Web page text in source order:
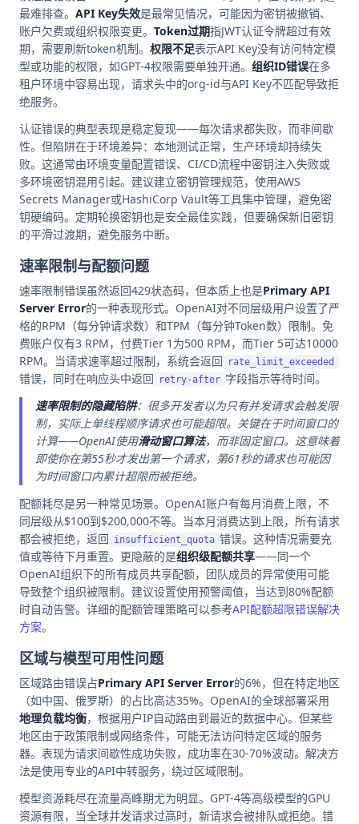
最难排查。 API Key失效是最常见情况，可能因为密钥被撤销、
账户欠费或组织权限变更。 Token过期指JWT认证令牌超过有效
期，需要刷新token机制。 权限不足表示API Key没有访问特定模
型或功能的权限，如GPT-4权限需要单独开通。 组织ID错误在多
租户环境中容易出现，请求头中的org-id与API Key不匹配导致拒
绝服务。
认证错误的典型表现是稳定复现——每次请求都失败，而非间歇
性。但陷阱在于环境差异：本地测试正常，生产环境却持续失
败。这通常由环境变量配置错误、CI/CD流程中密钥注入失败或
多环境密钥混用引起。建议建立密钥管理规范，使用AWS
Secrets Manager或HashiCorp Vault等工具集中管理，避免密
钥硬编码。定期轮换密钥也是安全最佳实践，但要确保新旧密钥
的平滑过渡期，避免服务中断。
速率限制与配额问题
速率限制错误虽然返回429状态码，但本质上也是Primary API
Server Error的一种表现形式。OpenAI对不同层级用户设置了严
格的RPM（每分钟请求数）和TPM（每分钟Token数）限制。免
费账户仅有3 RPM，付费Tier 1为500 RPM，而Tier 5可达10000
RPM。当请求速率超过限制，系统会返回
rate_limit_exceeded
错误，同时在响应头中返回 retry-after 字段指示等待时间。
速率限制的隐藏陷阱：很多开发者以为只有并发请求会触发限
制，实际上单线程顺序请求也可能超限。关键在于时间窗口的
计算——OpenAI使用滑动窗口算法，而非固定窗口。这意味着
即使你在第55秒才发出第一个请求，第61秒的请求也可能因
为时间窗口内累计超限而被拒绝。
配额耗尽是另一种常见场景。OpenAI账户有每月消费上限，不
同层级从$100到$200,000不等。当本月消费达到上限，所有请求
都会被拒绝，返回 insufficient_quota 错误。这种情况需要充
值或等待下月重置。更隐蔽的是组织级配额共享——同一个
OpenAI组织下的所有成员共享配额，团队成员的异常使用可能
导致整个组织被限制。建议设置使用预警阈值，当达到80%配额
时自动告警。详细的配额管理策略可以参考API配额超限错误解决
方案。
区域与模型可用性问题
区域路由错误占Primary API Server Error的6%，但在特定地区
（如中国、俄罗斯）的占比高达35%。OpenAI的全球部署采用
地理负载均衡，根据用户IP自动路由到最近的数据中心。但某些
地区由于政策限制或网络条件，可能无法访问特定区域的服务
器。表现为请求间歇性成功失败，成功率在30-70%波动。解决方
法是使用专业的API中转服务，绕过区域限制。
模型资源耗尽在流量高峰期尤为明显。GPT-4等高级模型的GPU
资源有限，当全球并发请求过高时，新请求会被排队或拒绝。错